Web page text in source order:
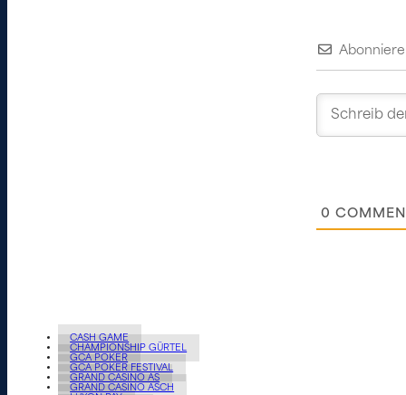
0
CASH GAME
CHAMPIONSHIP GÜRTEL
GCA POKER
GCA POKER FESTIVAL
GRAND CASINO AS
GRAND CASINO ASCH